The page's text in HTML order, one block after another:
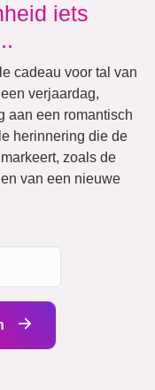
iets
cadeau voor tal van
verjaardag,
aan een romantisch
herinnering die de
zoals de
van een nieuwe